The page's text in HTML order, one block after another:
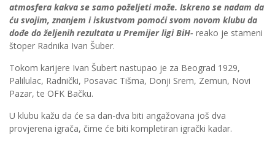
atmosfera kakva se samo poželjeti može. Iskreno se nadam da
ću svojim, znanjem i iskustvom pomoći svom novom klubu da
dođe do željenih rezultata u Premijer ligi BiH- reako je stameni
štoper Radnika Ivan Šuber.
Tokom karijere Ivan Šubert nastupao je za Beograd 1929,
Palilulac, Radnički, Posavac Tišma, Donji Srem, Zemun, Novi
Pazar, te OFK Bačku.
U klubu kažu da će sa dan-dva biti angažovana još dva
provjerena igrača, čime će biti kompletiran igrački kadar.